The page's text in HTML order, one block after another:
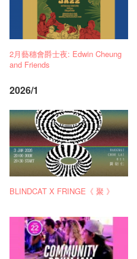
2月藝穗會爵士夜: Edwin Cheung
and Friends
2026/1
BLINDCAT X FRINGE《 聚 》